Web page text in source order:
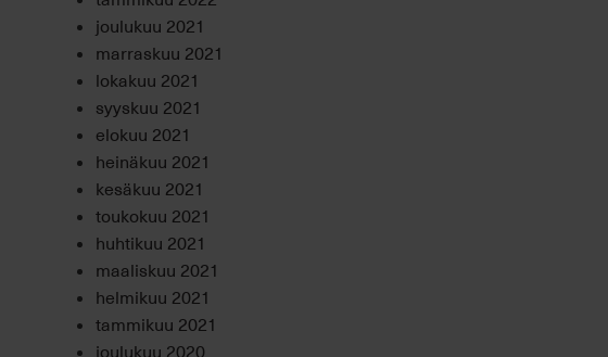
joulukuu 2021
marraskuu 2021
lokakuu 2021
syyskuu 2021
elokuu 2021
heinäkuu 2021
kesäkuu 2021
toukokuu 2021
huhtikuu 2021
maaliskuu 2021
helmikuu 2021
tammikuu 2021
joulukuu 2020